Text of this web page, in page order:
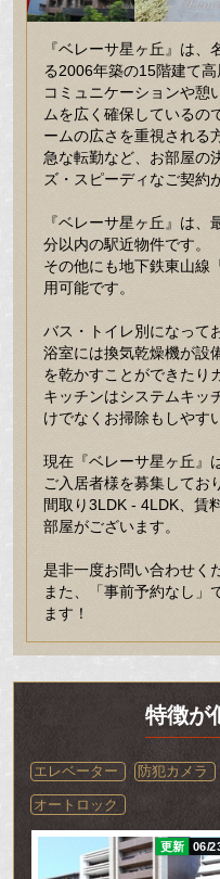
『ベレーサ星ヶ丘』は
る2006年築の15階建て高
コミュニケーションや憩
ムを広く確保しているの
ームの広さを重視される
急な転勤など、お部屋の
ズ・スピーディなご契約
『ベレーサ星ヶ丘』は
分以内の駅近物件です。
その他にも地下鉄東山線
用可能です。
バス・トイレ別になって
浴室には換気乾燥機が設
を乾かすことができたり
キッチンはシステムキッ
けでなくお掃除もしやす
現在『ベレーサ星ヶ丘』
ご入居者様を募集してお
間取り3LDK - 4LDK、賃
部屋がございます。
是非一度お問い合わせく
また、「事前予約なし」
ます！
特徴が
エレベーター 防犯カメラ
オートロック
更新 06/